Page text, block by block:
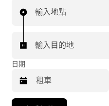
輸入地點
輸入目的地
日期